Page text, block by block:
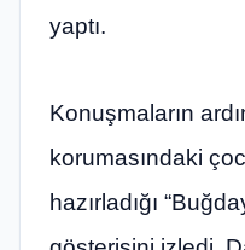
yaptı.
Konuşmaların
korumasındaki
hazırladığı